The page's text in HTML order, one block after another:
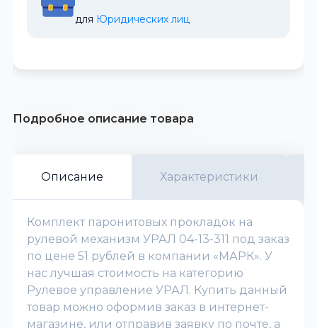
для Юридических лиц
Подробное описание товара
Описание Характеристики
Комплект паронитовых прокладок на
рулевой механизм УРАЛ 04-13-311 под заказ
по цене 51 рублей в компании «МАРК». У
нас лучшая стоимость на категорию
Рулевое управление УРАЛ. Купить данный
товар можно оформив заказ в интернет-
магазине, или отправив заявку по почте, а